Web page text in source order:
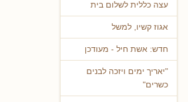
עצה כללית לשלום בית
אגוז קשיו, למשל
חדש: אשת חיל - מעודכן
"יאריך ימים ויזכה לבנים
כשרים"